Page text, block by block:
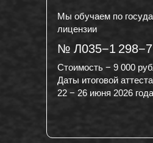
Мы обучаем по
лицензии
Стоимость − 9 000
Даты итоговой
22 − 26 июня 2026
№ Л035−1